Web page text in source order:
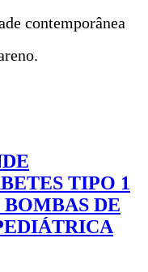
contemporânea
TIPO 1
DE